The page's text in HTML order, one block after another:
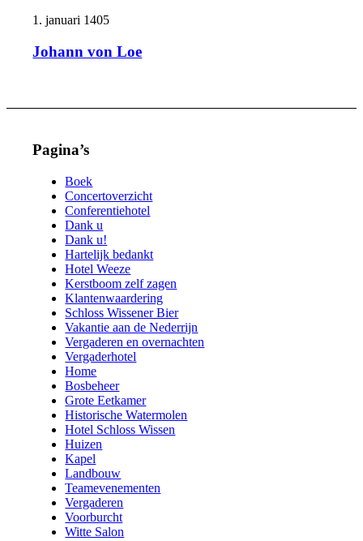
1. januari 1405
Johann von Loe
Pagina’s
Boek
Concertoverzicht
Conferentiehotel
Dank u
Dank u!
Hartelijk bedankt
Hotel Weeze
Kerstboom zelf zagen
Klantenwaardering
Schloss Wissener Bier
Vakantie aan de Nederrijn
Vergaderen en overnachten
Vergaderhotel
Home
Bosbeheer
Grote Eetkamer
Historische Watermolen
Hotel Schloss Wissen
Huizen
Kapel
Landbouw
Teamevenementen
Vergaderen
Voorburcht
Witte Salon